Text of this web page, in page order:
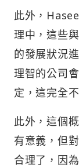
此外，
理中，這些
的發展狀況
理智的公司
定，這完全
此外，這個
有意義，但
合理了，因